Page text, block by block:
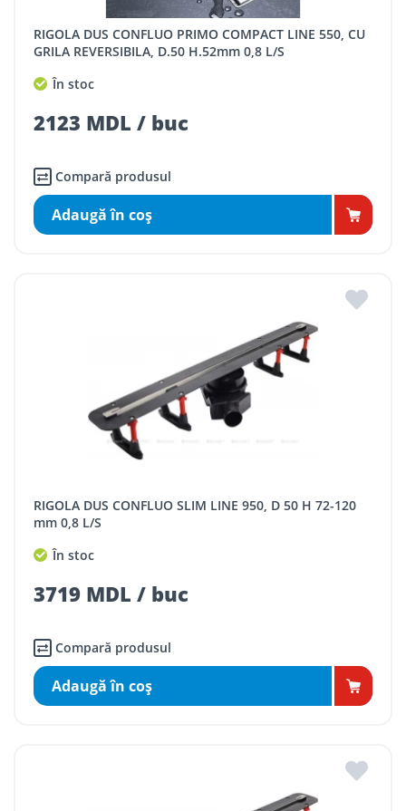
RIGOLA DUS CONFLUO PRIMO COMPACT LINE 550, CU
GRILA REVERSIBILA, D.50 H.52mm 0,8 L/S
În stoc
2123 MDL / buc
Compară produsul
Adaugă în coş
RIGOLA DUS CONFLUO SLIM LINE 950, D 50 H 72-120
mm 0,8 L/S
În stoc
3719 MDL / buc
Compară produsul
Adaugă în coş